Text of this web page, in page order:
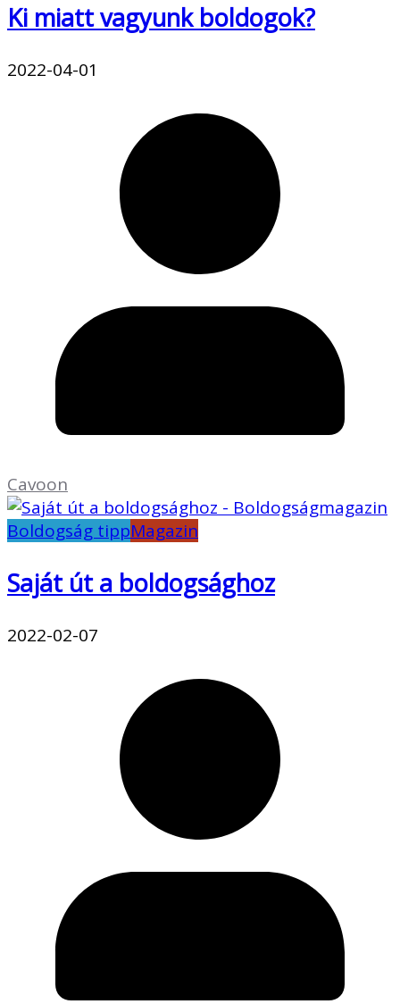
Ki miatt vagyunk boldogok?
2022-04-01
Cavoon
Boldogság tippMagazin
Saját út a boldogsághoz
2022-02-07